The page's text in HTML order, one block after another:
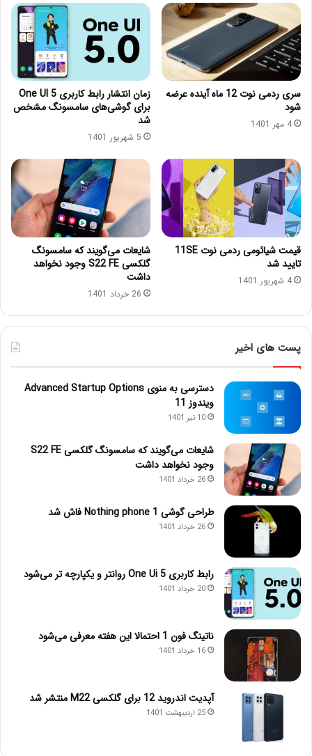
سری ردمی نوت 12 ماه آینده عرضه
شود
4 مهر 1401
زمان انتشار رابط کاربری One UI 5
برای گوشی‌های سامسونگ مشخص
شد
5 شهریور 1401
قیمت شیائومی ردمی نوت 11SE
تایید شد
4 شهریور 1401
شایعات می‌گویند که سامسونگ
گلکسی S22 FE وجود نخواهد
داشت
26 خرداد 1401
پست های اخیر
دسترسی به منوی Advanced Startup Options
ویندوز 11
10 تیر 1401
شایعات می‌گویند که سامسونگ گلکسی S22 FE
وجود نخواهد داشت
26 خرداد 1401
طراحی گوشی Nothing phone 1 فاش شد
26 خرداد 1401
رابط کاربری One Ui 5 روانتر و یکپارچه تر می‌شود
20 خرداد 1401
ناتینگ فون 1 احتمالا این هفته معرفی می‌شود
16 خرداد 1401
آپدیت اندروید 12 برای گلکسی M22 منتشر شد
25 اردیبهشت 1401